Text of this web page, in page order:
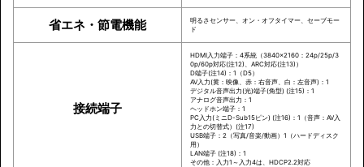
省エネ・節電機能
明るさセンサー、オン・オフタイマー、セーブモー
ド
接続端子
HDMI入力端子：4系統（3840×2160：24p/25p/3
0p/60p対応(注12)、ARC対応(注13)）
D端子(注14)：1（D5）
AV入力(黄：映像、赤：右音声、白：左音声)：1
デジタル音声出力(光)端子(角型) (注15)：1
アナログ音声出力：1
ヘッドホン端子：1
PC入力(ミニD-Sub15ピン) (注16)：1（音声：AV入
力との切替式）(注17)
USB端子：2（写真/音楽/動画）1（ハードディスク
用）
LAN端子 (注18)：1
その他：入力1～入力4は、HDCP2.2対応